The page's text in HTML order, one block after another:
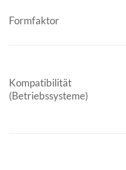
Formfaktor
Kompatibilität
(Betriebssysteme)